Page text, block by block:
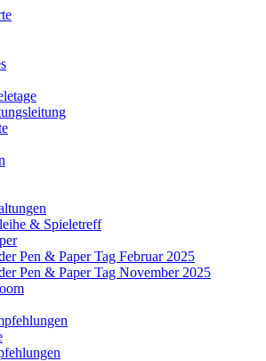
Straubinger Spieletage
& Spieletreff
Pen & Paper Tag Februar 2025
Pen & Paper Tag November 2025